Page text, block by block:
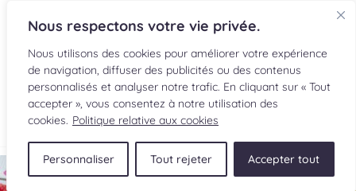
Nous respectons votre vie privée.
Nous utilisons des cookies pour améliorer votre expérience
de navigation, diffuser des publicités ou des contenus
personnalisés et analyser notre trafic. En cliquant sur « Tout
accepter », vous consentez à notre utilisation des
cookies. Politique relative aux cookies
Personnaliser Tout rejeter Accepter tout
EN
RECETTES